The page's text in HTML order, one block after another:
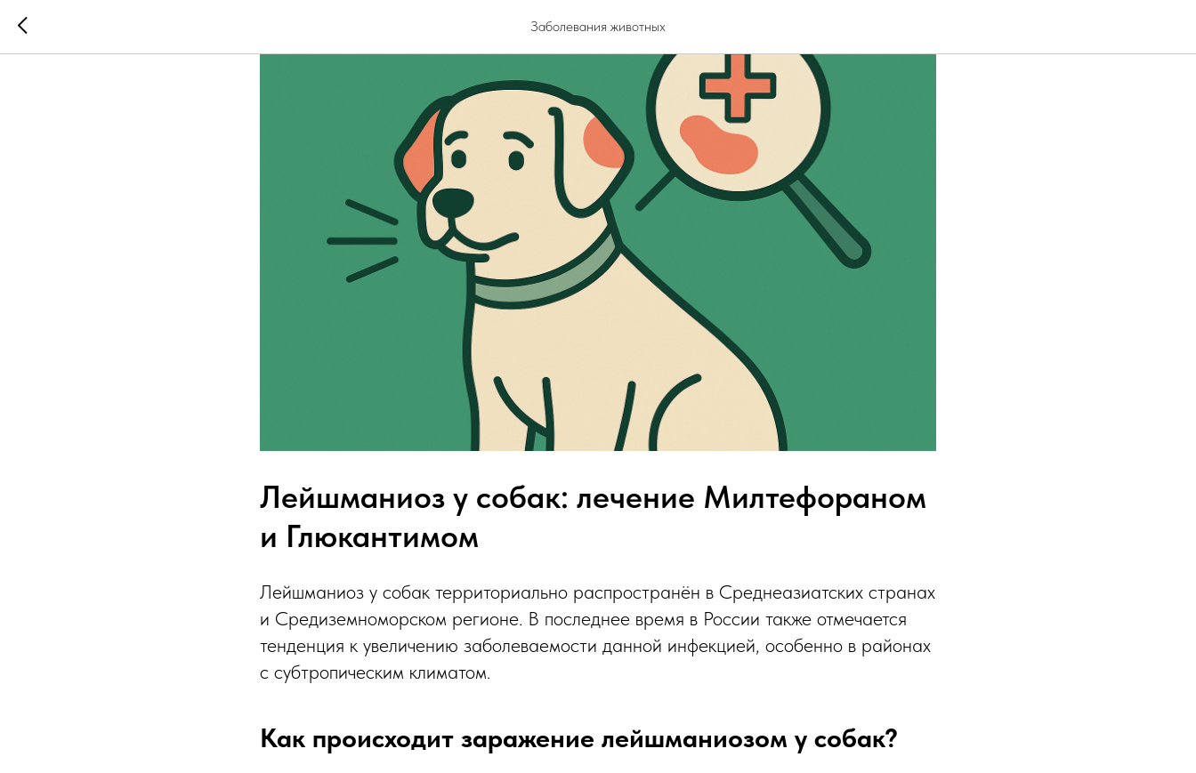
Заболевания животных
Лейшманиоз у собак: лечение Милтефораном
и Глюкантимом
Лейшманиоз у собак территориально распространён в Среднеазиатских странах
и Средиземноморском регионе. В последнее время в России также отмечается
тенденция к увеличению заболеваемости данной инфекцией, особенно в районах
с субтропическим климатом.
Как происходит заражение лейшманиозом у собак?